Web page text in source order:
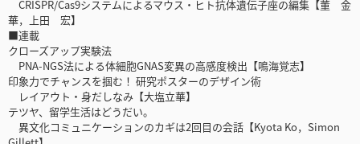
CRISPR/Cas9システムによるマウス・ヒト抗体遺伝子座の編集【董 金
華，上田 宏】
■連載
クローズアップ実験法
PNA-NGS法による体細胞GNAS変異の高感度検出【鳴海覚志】
印象力でチャンスを掴む！ 研究ポスターのデザイン術
レイアウト・身だしなみ【大塩立華】
テツヤ、留学生活はどうだい。
異文化コミュニケーションのカギは2回目の会話【Kyota Ko，Simon